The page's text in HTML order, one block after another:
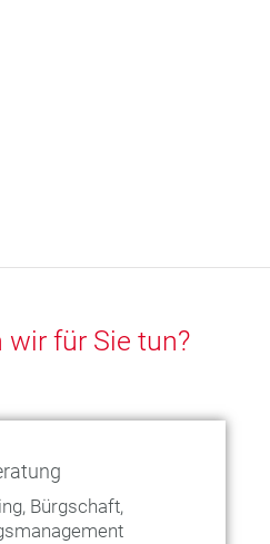
wir für Sie tun?
Bürgschaft,